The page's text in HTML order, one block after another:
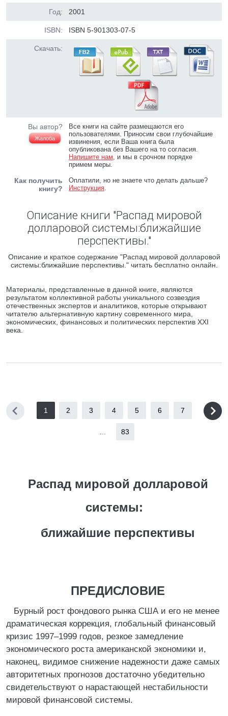
Год: 2001
ISBN: ISBN 5-901303-07-5
Скачать:
Вы автор?
Жалоба
Все книги на сайте размещаются его
пользователями. Приносим свои глубочайшие
извинения, если Ваша книга была
опубликована без Вашего на то согласия.
Напишите нам, и мы в срочном порядке
примем меры.
Как получить
книгу?
Оплатили, но не знаете что делать дальше?
Инструкция.
Описание книги "Распад мировой
долларовой системы:ближайшие
перспективы."
Описание и краткое содержание "Распад мировой долларовой
системы:ближайшие перспективы." читать бесплатно онлайн.
Материалы, представленные в данной книге, являются
результатом коллективной работы уникального созвездия
отечественных экспертов и аналитиков, которые открывают
читателю альтернативную картину современного мира,
экономических, финансовых и политических перспектив XXI
века.
1 2 3 4 5 6 7
83
Распад мировой долларовой
системы:
ближайшие перспективы
ПРЕДИСЛОВИЕ
Бурный рост фондового рынка США и его не менее
драматическая коррекция, глобальный финансовый
кризис 1997–1999 годов, резкое замедление
экономического роста американской экономики и,
наконец, видимое снижение надежности даже самых
авторитетных прогнозов достаточно убедительно
свидетельствуют о нарастающей нестабильности
мировой финансовой системы.